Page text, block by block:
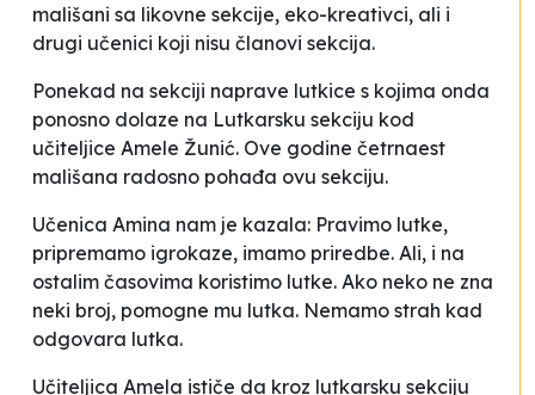
mališani sa likovne sekcije, eko-kreativci, ali i
drugi učenici koji nisu članovi sekcija.
Ponekad na sekciji naprave lutkice s kojima onda
ponosno dolaze na Lutkarsku sekciju kod
učiteljice Amele Žunić. Ove godine četrnaest
mališana radosno pohađa ovu sekciju.
Učenica Amina nam je kazala: Pravimo lutke,
pripremamo igrokaze, imamo priredbe. Ali, i na
ostalim časovima koristimo lutke. Ako neko ne zna
neki broj, pomogne mu lutka. Nemamo strah kad
odgovara lutka.
Učiteljica Amela ističe da kroz lutkarsku sekciju